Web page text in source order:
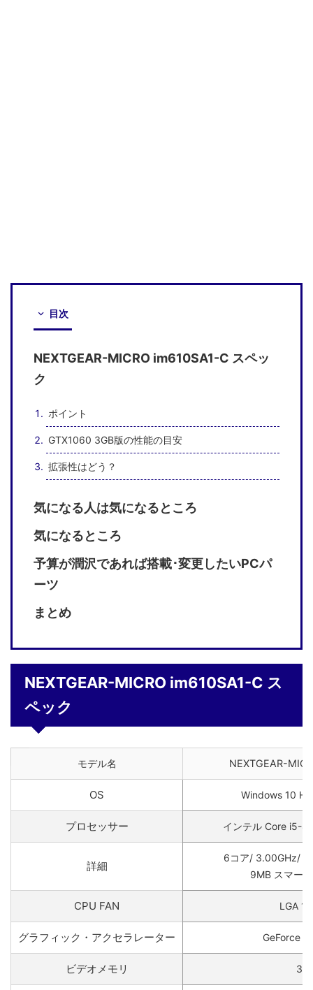
目次
NEXTGEAR-MICRO im610SA1-C スペッ
ク
ポイント
GTX1060 3GB版の性能の目安
拡張性はどう？
気になる人は気になるところ
気になるところ
予算が潤沢であれば搭載･変更したいPCパ
ーツ
まとめ
NEXTGEAR-MICRO im610SA1-C ス
ペック
モデル名 NEXTGEAR-
OS Windows 10
プロセッサー インテル Core i5-
詳細
6コア/ 3.00GHz/
9MB スマー
CPU FAN LGA
グラフィック・アクセラレーター GeForce
ビデオメモリ